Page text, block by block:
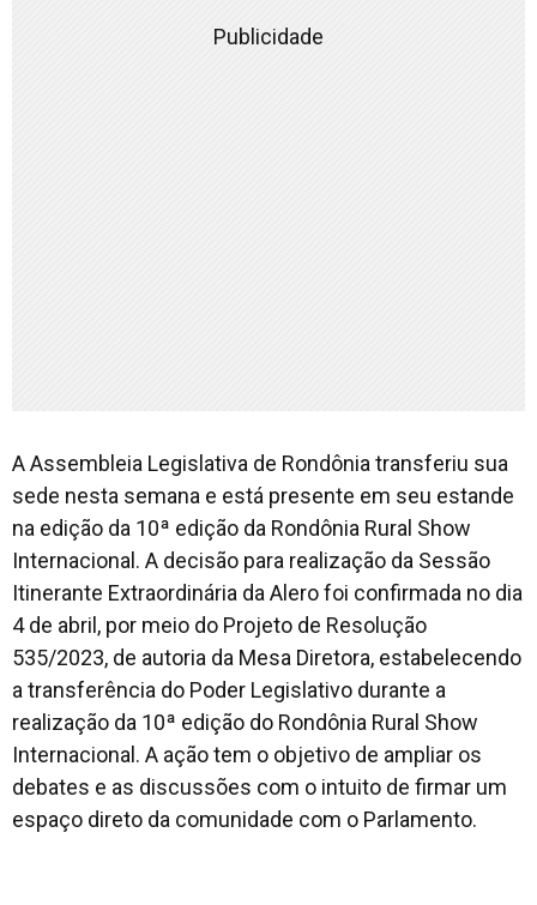
Publicidade
A Assembleia Legislativa de Rondônia transferiu sua
sede nesta semana e está presente em seu estande
na edição da 10ª edição da Rondônia Rural Show
Internacional. A decisão para realização da Sessão
Itinerante Extraordinária da Alero foi confirmada no dia
4 de abril, por meio do Projeto de Resolução
535/2023, de autoria da Mesa Diretora, estabelecendo
a transferência do Poder Legislativo durante a
realização da 10ª edição do Rondônia Rural Show
Internacional. A ação tem o objetivo de ampliar os
debates e as discussões com o intuito de firmar um
espaço direto da comunidade com o Parlamento.